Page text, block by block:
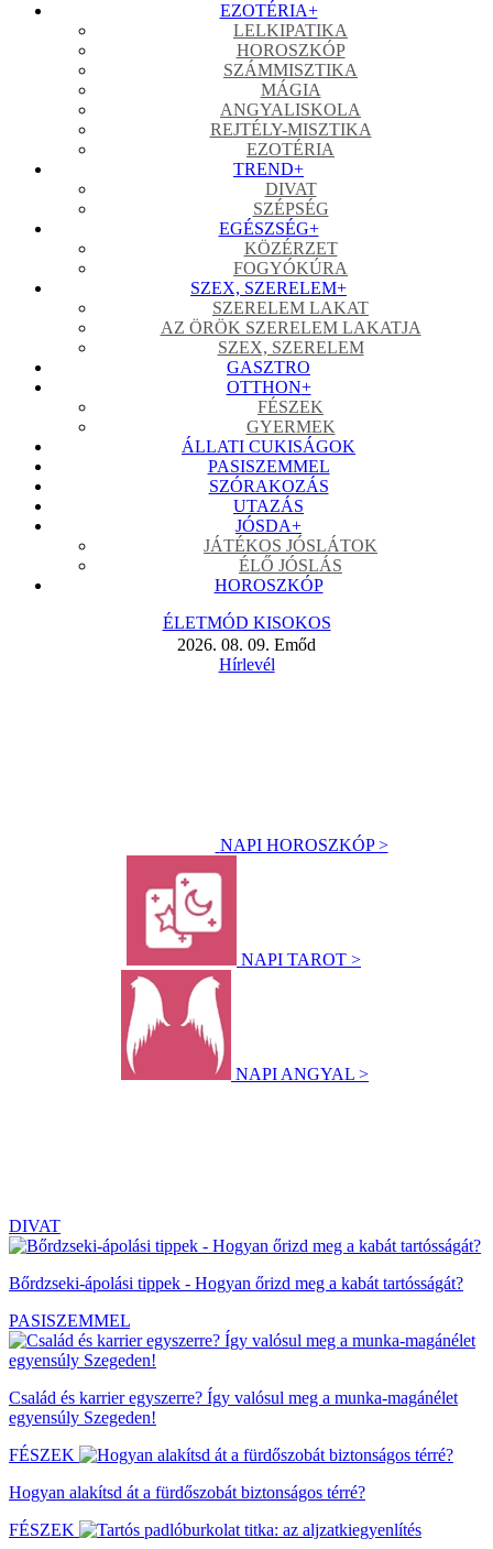
EZOTÉRIA+
LELKIPATIKA
HOROSZKÓP
SZÁMMISZTIKA
MÁGIA
ANGYALISKOLA
REJTÉLY-MISZTIKA
EZOTÉRIA
TREND+
DIVAT
SZÉPSÉG
EGÉSZSÉG+
KÖZÉRZET
FOGYÓKÚRA
SZEX, SZERELEM+
SZERELEM LAKAT
AZ ÖRÖK SZERELEM LAKATJA
SZEX, SZERELEM
GASZTRO
OTTHON+
FÉSZEK
GYERMEK
ÁLLATI CUKISÁGOK
PASISZEMMEL
SZÓRAKOZÁS
UTAZÁS
JÓSDA+
JÁTÉKOS JÓSLÁTOK
ÉLŐ JÓSLÁS
HOROSZKÓP
ÉLETMÓD KISOKOS
2026. 08. 09. Emőd
Hírlevél
NAPI HOROSZKÓP >
NAPI TAROT >
NAPI ANGYAL >
DIVAT
Bőrdzseki-ápolási tippek - Hogyan őrizd meg a kabát tartósságát?
PASISZEMMEL
Család és karrier egyszerre? Így valósul meg a munka-magánélet
egyensúly Szegeden!
FÉSZEK
Hogyan alakítsd át a fürdőszobát biztonságos térré?
FÉSZEK